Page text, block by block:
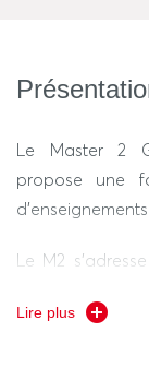
Le Master 2
propose une
Le M2
professionnel.
Lire plus